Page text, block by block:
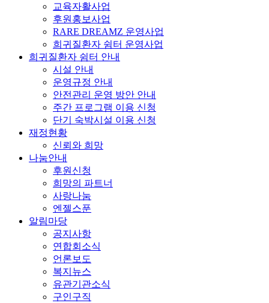
교육자활사업
후원홍보사업
RARE DREAMZ 운영사업
희귀질환자 쉼터 운영사업
희귀질환자 쉼터 안내
시설 안내
운영규정 안내
안전관리 운영 방안 안내
주간 프로그램 이용 신청
단기 숙박시설 이용 신청
재정현황
신뢰와 희망
나눔안내
후원신청
희망의 파트너
사랑나눔
엔젤스푼
알림마당
공지사항
연합회소식
언론보도
복지뉴스
유관기관소식
구인구직